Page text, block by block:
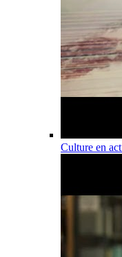
Culture en